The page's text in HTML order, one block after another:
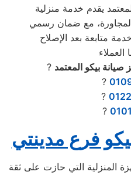
يقدم خدمة منزلية
مع ضمان رسمي
متابعة بعد الإصلاح
?
?
?
?
فرع مدينتي
المنزلية التي حازت على ثقة